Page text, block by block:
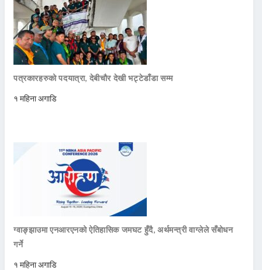
पत्रकारहरुको पदयात्रा, देबीचौर देखी भट्टेडाँडा सम्म
१ महिना अगाडि
ग्वाङ्झाउमा एनआरएनको ऐतिहासिक जमघट हुँदै, अर्थमन्त्री वाग्लेले सँबोधन
गर्ने
१ महिना अगाडि